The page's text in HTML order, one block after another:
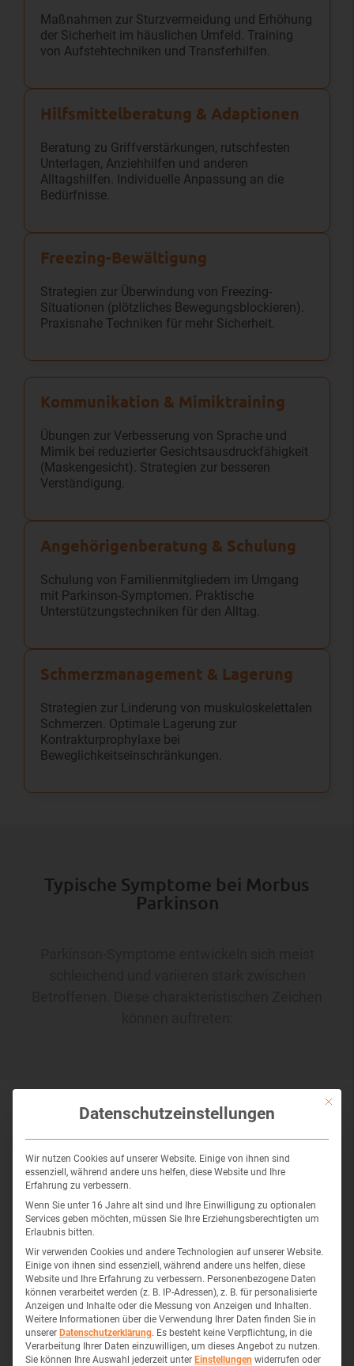
Maßnahmen zur Sturzvermeidung und Erhöhung
der Sicherheit im häuslichen Umfeld. Training
von Aufstehtechniken und Transferhilfen.
Hilfsmittel­beratung & Adaptionen
Beratung zu Griffverstärkungen, rutschfesten
Unterlagen, Anziehhilfen und anderen
Alltagshilfen. Individuelle Anpassung an die
Bedürfnisse.
Freezing-Bewältigung
Strategien zur Überwindung von Freezing-
Situationen (plötzliches Bewegungsblockieren).
Praxisnahe Techniken für mehr Sicherheit.
Kommunikation & Mimik­training
Übungen zur Verbesserung von Sprache und
Mimik bei reduzierter Gesichtsausdruckfähigkeit
(Maskengesicht). Strategien zur besseren
Verständigung.
Angehörigen­beratung & Schulung
Schulung von Familienmitgliedern im Umgang
mit Parkinson-Symptomen. Praktische
Unterstützungstechniken für den Alltag.
Schmerz­management & Lagerung
Strategien zur Linderung von muskuloskelettalen
Schmerzen. Optimale Lagerung zur
Kontrakturprophylaxe bei
Beweglichkeitseinschränkungen.
Typische Symptome bei Morbus
Parkinson
Bradykinesie:Verlangsamte Bewegungen
und erschwerte Bewegungsinitiierung
Rigor:Muskelsteifheit und erhöhter
Muskeltonus
Tremor:Zittern in Ruhe, typischerweise
beginnend an einer Hand
Gangunsicherheit:Kleinschrittiger,
schlurfender Gang mit verminderter
Armmitschwingung
Haltungsinstabilität:Beeinträchtigtes
Gleichgewicht und erhöhte Sturzgefahr
Hypomimie:Reduzierte Mimik
Mit
Datenschutzeinstellungen
Wir nutzen Cookies auf unserer Website. Einige von ihnen sind
essenziell, während andere uns helfen, diese Website und Ihre
Erfahrung zu verbessern.
Wenn Sie unter 16 Jahre alt sind und Ihre Einwilligung zu optionalen
Services geben möchten, müssen Sie Ihre Erziehungsberechtigten um
Erlaubnis bitten.
Wir verwenden Cookies und andere Technologien auf unserer Website.
Einige von ihnen sind essenziell, während andere uns helfen, diese
Website und Ihre Erfahrung zu verbessern. Personenbezogene Daten
können verarbeitet werden (z. B. IP-Adressen), z. B. für personalisierte
Anzeigen und Inhalte oder die Messung von Anzeigen und Inhalten.
Weitere Informationen über die Verwendung Ihrer Daten finden Sie in
unserer Datenschutzerklärung. Es besteht keine Verpflichtung, in die
Verarbeitung Ihrer Daten einzuwilligen, um dieses Angebot zu nutzen.
Sie können Ihre Auswahl jederzeit unter Einstellungen widerrufen oder